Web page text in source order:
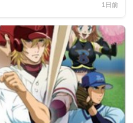
1日前